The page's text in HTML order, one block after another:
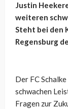
Justin
weiteren
Steht bei den
Regensburg
Der FC
schwachen
Fragen zur